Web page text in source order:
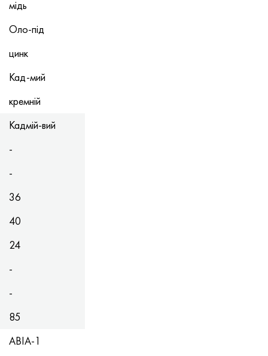
мідь
Оло-під
цинк
Кад-мий
кремній
Кадмій-вий
-
-
36
40
24
-
-
85
АВІА-1